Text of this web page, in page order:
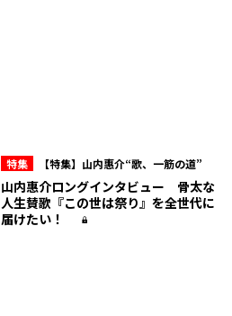
特集 【特集】山内惠介“歌、一筋の道”
山内惠介ロングインタビュー 骨太な
人生賛歌『この世は祭り』を全世代に
届けたい！